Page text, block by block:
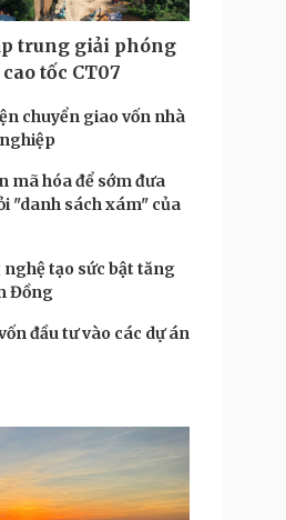
Câu chuyện thời sự
Cửa sổ tình yêu
Kể chuyện cho bé
trung giải phóng
tốc CT07
chuyển giao vốn nhà
mã hóa để sớm đưa
"danh sách xám" của
nghệ tạo sức bật tăng
Đồng
đầu tư vào các dự án